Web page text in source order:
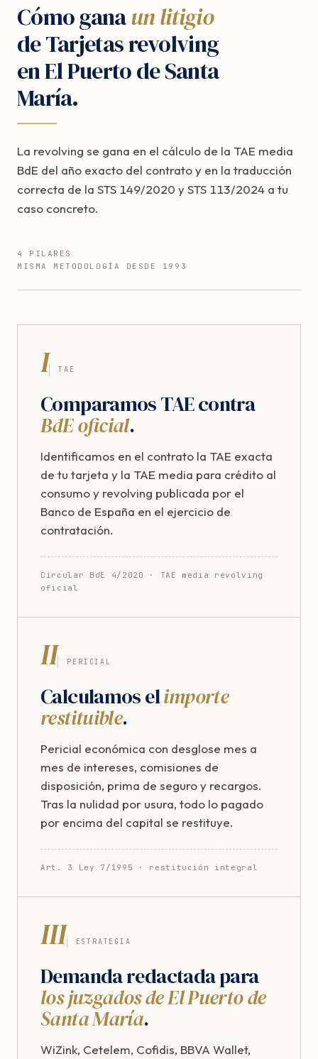
Cómo ganaun litigio
de Tarjetas revolving
en El Puerto de Santa
María.
La revolving se gana en el cálculo de la TAE media
BdE del año exacto del contrato y en la traducción
correcta de la STS 149/2020 y STS 113/2024 a tu
caso concreto.
4 PILARES
MISMA METODOLOGÍA DESDE 1993
I TAE
Comparamos TAE contra
BdE oficial.
Identificamos en el contrato la TAE exacta
de tu tarjeta y la TAE media para crédito al
consumo y revolving publicada por el
Banco de España en el ejercicio de
contratación.
Circular BdE 4/2020 · TAE media revolving
oficial
II PERICIAL
Calculamos elimporte
restituible.
Pericial económica con desglose mes a
mes de intereses, comisiones de
disposición, prima de seguro y recargos.
Tras la nulidad por usura, todo lo pagado
por encima del capital se restituye.
Art. 3 Ley 7/1995 · restitución integral
III ESTRATEGIA
Demanda redactada para
los juzgados de El Puerto de
Santa María.
WiZink, Cetelem, Cofidis, BBVA Wallet,